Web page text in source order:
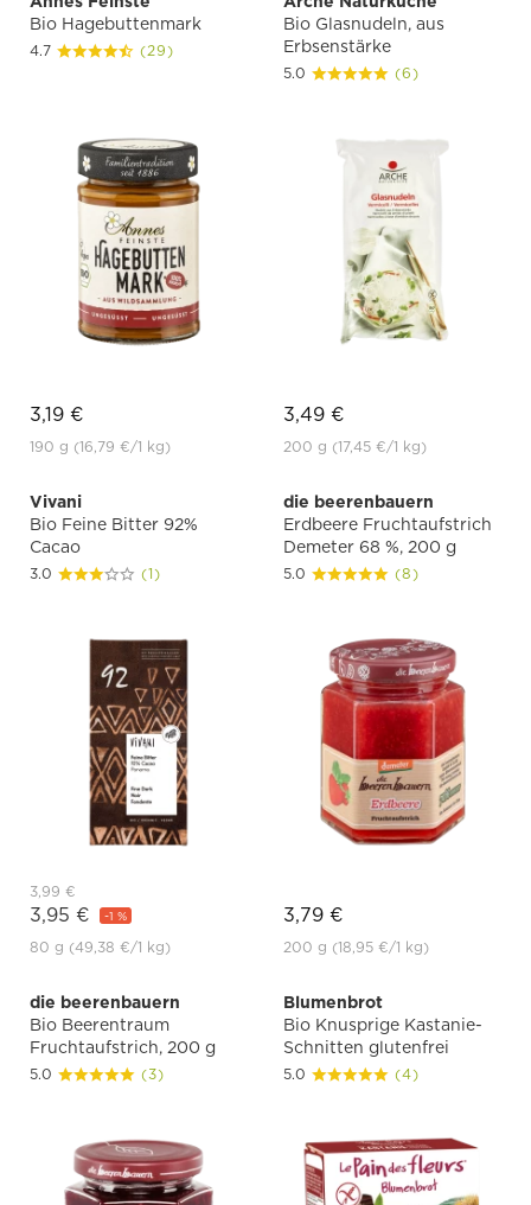
Bio Hagebuttenmark
4.7 (29)
3,19 €
190 g (16,79 €/1 kg)
Bio Glasnudeln, aus
Erbsenstärke
5.0 (6)
3,49 €
200 g (17,45 €/1 kg)
Vivani
Bio Feine Bitter 92%
Cacao
3.0 (1)
3,99 €
3,95 € -1 %
80 g (49,38 €/1 kg)
die beerenbauern
Erdbeere Fruchtaufstrich
Demeter 68 %, 200 g
5.0 (8)
3,79 €
200 g (18,95 €/1 kg)
die beerenbauern
Bio Beerentraum
Fruchtaufstrich, 200 g
5.0 (3)
Blumenbrot
Bio Knusprige Kastanie-
Schnitten glutenfrei
5.0 (4)